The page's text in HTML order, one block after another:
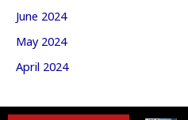
June 2024
May 2024
April 2024